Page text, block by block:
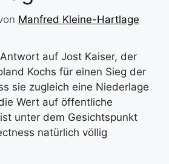
Manfred Kleine-Hartlage
auf Jost Kaiser, der
Kochs für einen Sieg der
sie zugleich eine Niederlage
Wert auf öffentliche
unter dem Gesichtspunkt
natürlich völlig